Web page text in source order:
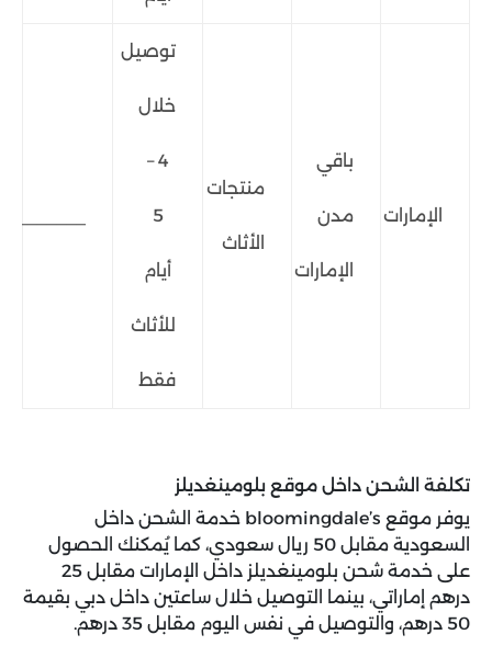
الإمارات
باقي
مدن
الإمارات
منتجات
الأثاث
توصيل
خلال
4 –
5
أيام
للأثاث
فقط
تكلفة الشحن داخل موقع بلومينغديلز
يوفر موقع bloomingdale’s خدمة الشحن داخل
السعودية مقابل 50 ريال سعودي، كما يُمكنك الحصول
على خدمة شحن بلومينغديلز داخل الإمارات مقابل 25
درهم إماراتي، بينما التوصيل خلال ساعتين داخل دبي بقيمة
50 درهم، والتوصيل في نفس اليوم مقابل 35 درهم.